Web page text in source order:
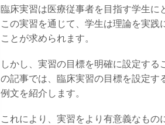
臨床実習は医療従事者を目指す学生に
この実習を通じて、学生は理論を実践
ことが求められます。
しかし、実習の目標を明確に設定する
の記事では、臨床実習の目標を設定す
例文を紹介します。
これにより、実習をより有意義なもの